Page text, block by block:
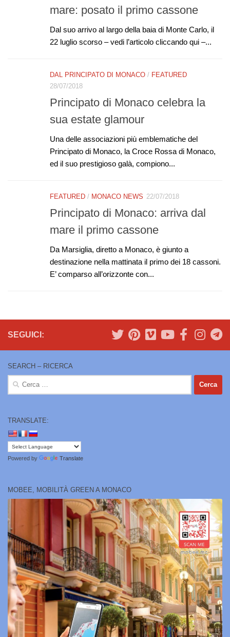
mare: posato il primo cassone
Dal suo arrivo al largo della baia di Monte Carlo, il
22 luglio scorso – vedi l’articolo cliccando qui –...
DAL PRINCIPATO DI MONACO / FEATURED
28/07/2018
Principato di Monaco celebra la
sua estate glamour
Una delle associazioni più emblematiche del
Principato di Monaco, la Croce Rossa di Monaco,
ed il suo prestigioso galà, compiono...
FEATURED / MONACO NEWS 22/07/2018
Principato di Monaco: arriva dal
mare il primo cassone
Da Marsiglia, diretto a Monaco, è giunto a
destinazione nella mattinata il primo dei 18 cassoni.
E’ comparso all’orizzonte con...
SEGUICI:
SEARCH – RICERCA
Ricerca
TRANSLATE:
Powered by Translate
MOBEE, MOBILITÀ GREEN A MONACO